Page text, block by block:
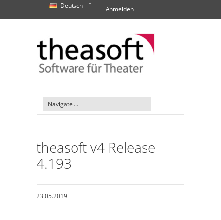
Deutsch Anmelden
theasoft v4 Release
4.193
23.05.2019